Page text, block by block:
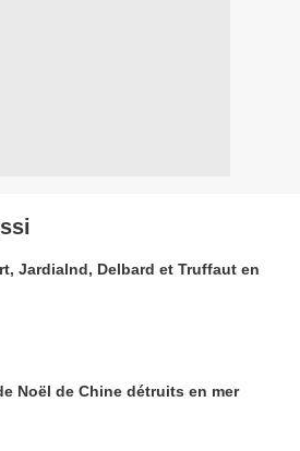
Jardialnd, Delbard et Truffaut en
Noël de Chine détruits en mer